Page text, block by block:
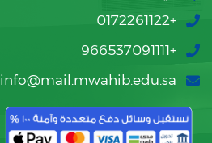
+0172261122
+966537091111
info@mail.mwahib.edu.sa